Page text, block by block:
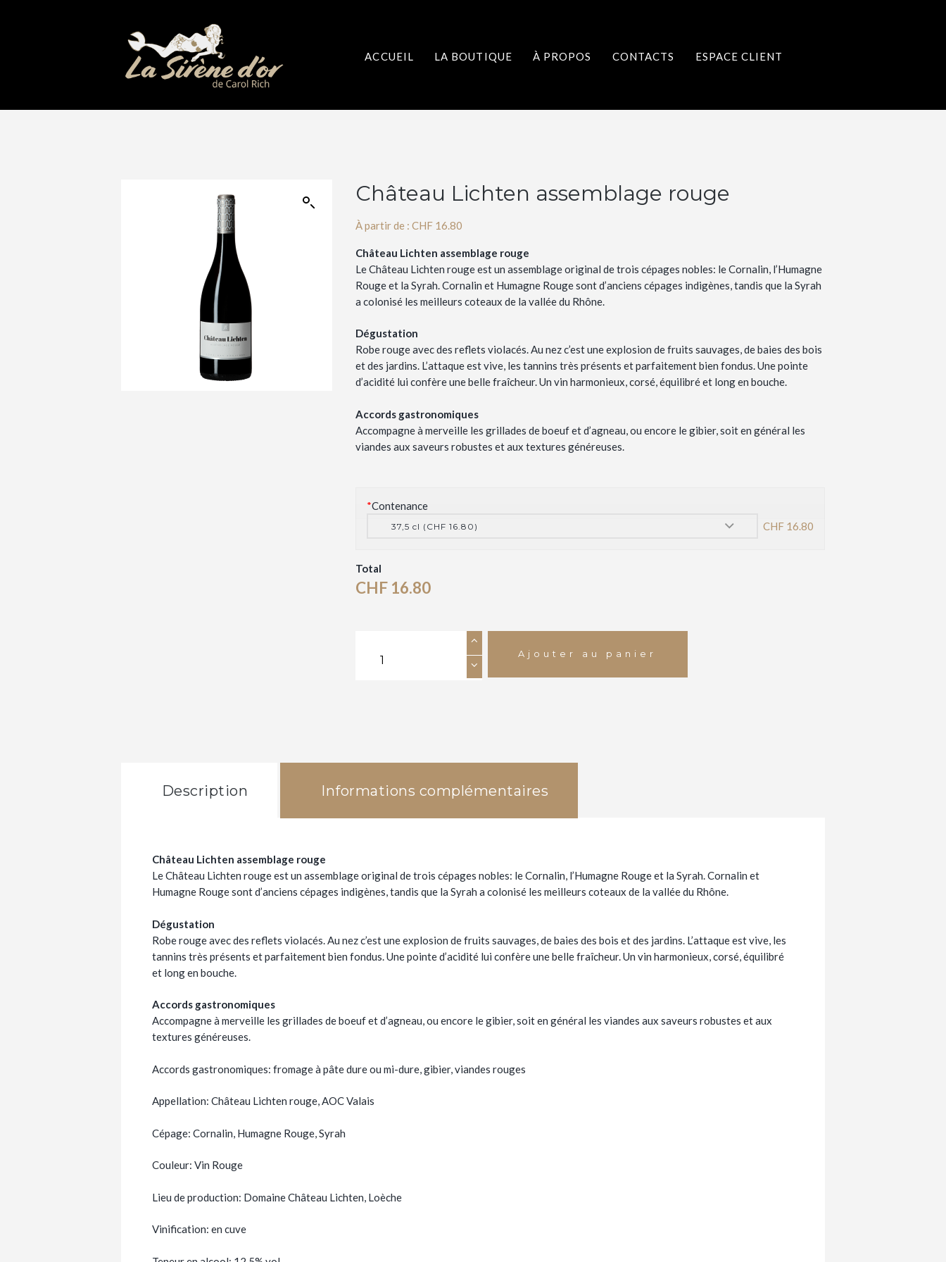
ACCUEIL LA BOUTIQUE À PROPOS CONTACTS ESPACE CLIENT
Château Lichten assemblage rouge
À partir de : CHF 16.80
Château Lichten assemblage rouge
Le Château Lichten rouge est un assemblage original de trois cépages nobles: le Cornalin, l’Humagne
Rouge et la Syrah. Cornalin et Humagne Rouge sont d’anciens cépages indigènes, tandis que la Syrah
a colonisé les meilleurs coteaux de la vallée du Rhône.
Dégustation
Robe rouge avec des reflets violacés. Au nez c’est une explosion de fruits sauvages, de baies des bois
et des jardins. L’attaque est vive, les tannins très présents et parfaitement bien fondus. Une pointe
d’acidité lui confère une belle fraîcheur. Un vin harmonieux, corsé, équilibré et long en bouche.
Accords gastronomiques
Accompagne à merveille les grillades de boeuf et d’agneau, ou encore le gibier, soit en général les
viandes aux saveurs robustes et aux textures généreuses.
*Contenance
CHF 16.80
Total
CHF 16.80
Ajouter au panier
Description Informations complémentaires
Château Lichten assemblage rouge
Le Château Lichten rouge est un assemblage original de trois cépages nobles: le Cornalin, l’Humagne Rouge et la Syrah. Cornalin et
Humagne Rouge sont d’anciens cépages indigènes, tandis que la Syrah a colonisé les meilleurs coteaux de la vallée du Rhône.
Dégustation
Robe rouge avec des reflets violacés. Au nez c’est une explosion de fruits sauvages, de baies des bois et des jardins. L’attaque est vive, les
tannins très présents et parfaitement bien fondus. Une pointe d’acidité lui confère une belle fraîcheur. Un vin harmonieux, corsé, équilibré
et long en bouche.
Accords gastronomiques
Accompagne à merveille les grillades de boeuf et d’agneau, ou encore le gibier, soit en général les viandes aux saveurs robustes et aux
textures généreuses.
Accords gastronomiques: fromage à pâte dure ou mi-dure, gibier, viandes rouges
Appellation: Château Lichten rouge, AOC Valais
Cépage: Cornalin, Humagne Rouge, Syrah
Couleur: Vin Rouge
Lieu de production: Domaine Château Lichten, Loèche
Vinification: en cuve